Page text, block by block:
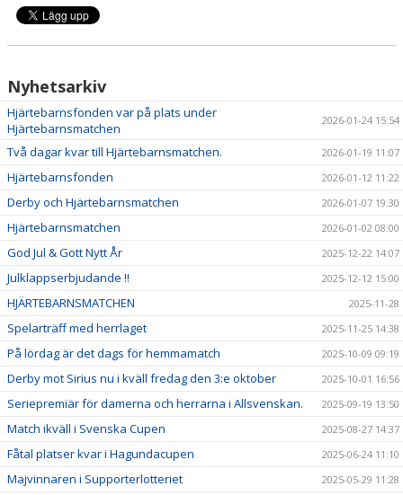
Nyhetsarkiv
Hjärtebarnsfonden var på plats under
Hjärtebarnsmatchen
2026-01-24 15:54
Två dagar kvar till Hjärtebarnsmatchen. 2026-01-19 11:07
Hjärtebarnsfonden 2026-01-12 11:22
Derby och Hjärtebarnsmatchen 2026-01-07 19:30
Hjärtebarnsmatchen 2026-01-02 08:00
God Jul & Gott Nytt År 2025-12-22 14:07
Julklappserbjudande !! 2025-12-12 15:00
HJÄRTEBARNSMATCHEN 2025-11-28
Spelarträff med herrlaget 2025-11-25 14:38
På lördag är det dags för hemmamatch 2025-10-09 09:19
Derby mot Sirius nu i kväll fredag den 3:e oktober 2025-10-01 16:56
Seriepremiär för damerna och herrarna i Allsvenskan. 2025-09-19 13:50
Match ikväll i Svenska Cupen 2025-08-27 14:37
Fåtal platser kvar i Hagundacupen 2025-06-24 11:10
Majvinnaren i Supporterlotteriet 2025-05-29 11:28